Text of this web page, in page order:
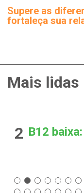
Supere as
fortaleça sua
Mais lidas
2 B12